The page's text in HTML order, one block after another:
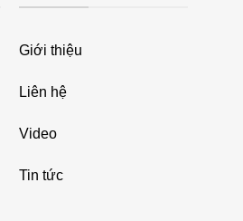
Giới thiệu
Liên hệ
Video
Tin tức